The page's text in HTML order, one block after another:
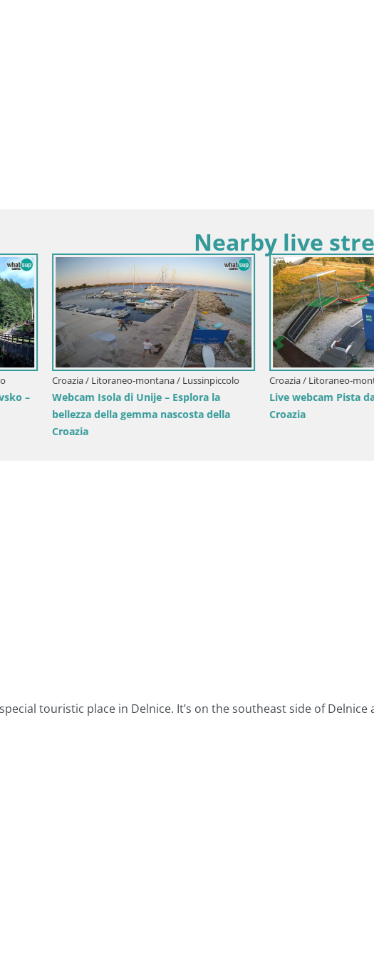
Nearby live
/ Lussinpiccolo
la
della
Croazia / Litoraneo-montana / Fužine
Live webcam Pista da slittino Fužine –
Croazia
Croazia /
Webcam
touristic place in Delnice. It’s on the southeast side of